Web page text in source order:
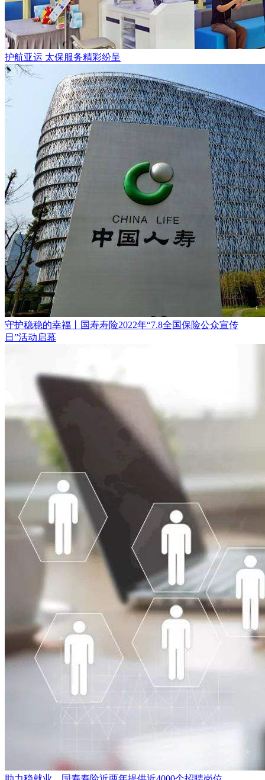
护航亚运 太保服务精彩纷呈
守护稳稳的幸福丨国寿寿险2022年“7.8全国保险公众宣传
日”活动启幕